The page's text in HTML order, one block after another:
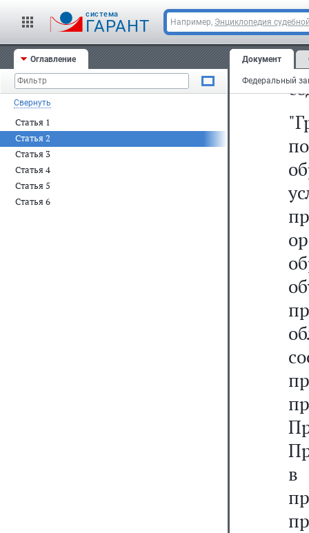
cистема
ГАРАНТ Например, Энциклопедия
Оглавление
Свернуть
Статья 1
Статья 2
Статья 3
Статья 4
Статья 5
Статья 6
Документ